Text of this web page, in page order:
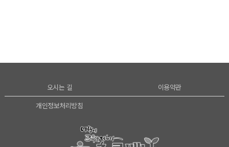
열기
열기
오시는 길
이용약관
개인정보처리방침